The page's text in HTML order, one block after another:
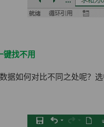
键找不用
据如何对比不同之处呢？